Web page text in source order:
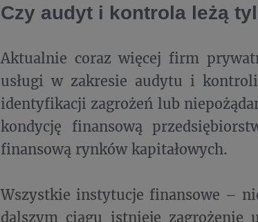
Czy audyt i kontrola leżą
Aktualnie coraz więcej firm
usługi w zakresie audytu i
identyfikacji zagrożeń lub
kondycję finansową
finansową rynków kapitałowych.
Wszystkie instytucje finansowe –
dalszym ciągu istnieje zagrożenie